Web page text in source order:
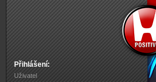
Přihlášení:
Uživatel